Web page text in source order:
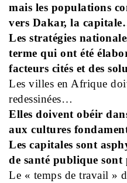
mais les populations
vers Dakar, la
Les stratégies
terme qui ont été
facteurs cités et des
Les villes en Afrique
redessinées…
Elles doivent obéir
aux cultures
Les capitales sont
de santé publique sont
Le « temps de travail »